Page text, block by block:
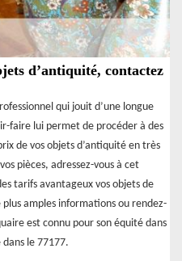
d’antiquité, contactez
qui jouit d’une longue
faire lui permet de procéder à des
de vos objets d’antiquité en très
pièces, adressez-vous à cet
tarifs avantageux vos objets de
amples informations ou rendez-
est connu pour son équité dans
le 77177.